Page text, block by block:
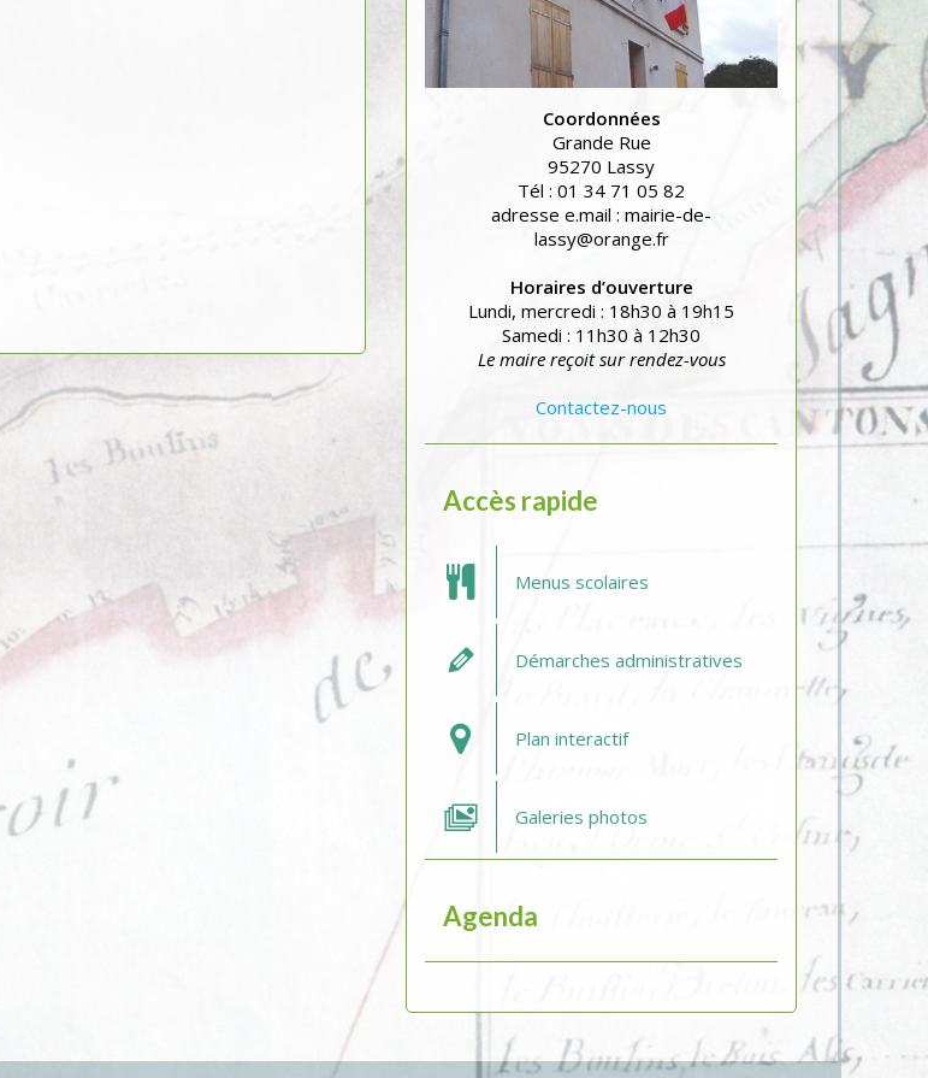
Coordonnées
Grande Rue
95270 Lassy
Tél : 01 34 71 05 82
adresse e.mail : mairie-de-
lassy@orange.fr
Horaires d’ouverture
Lundi, mercredi : 18h30 à 19h15
Samedi : 11h30 à 12h30
Le maire reçoit sur rendez-vous
Contactez-nous
Accès rapide
Menus scolaires
Démarches administratives
Plan interactif
Galeries photos
Agenda